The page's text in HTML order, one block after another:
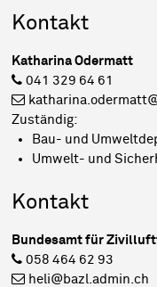
Sidebar
Kontakt
Katharina Odermatt
041 329 64 61
Zuständig:
Bau- und
Umwelt- und
Kontakt
Bundesamt für
058 464 62 93
heli@bazl.admin.ch